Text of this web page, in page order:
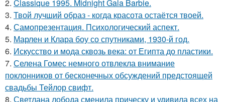
2. Classique 1995. Midnight Gala Barbie.
3. Твой лучший образ - когда красота остаётся твоей.
4. Самопрезентация. Психологический аспект.
5. Марлен и Клара боу со спутниками, 1930-й год.
6. Искусство и мода сквозь века: от Египта до пластики.
7. Селена Гомес немного отвлекла внимание
поклонников от бесконечных обсуждений предстоящей
свадьбы Тейлор свифт.
8. Светлана лобода сменила прическу и удивила всех на